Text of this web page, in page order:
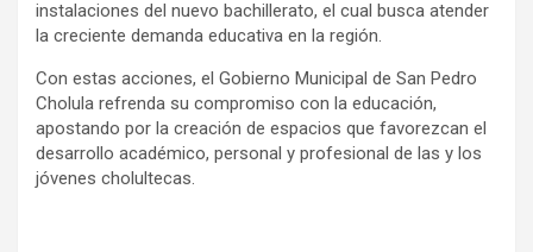
instalaciones del nuevo bachillerato, el cual busca atender
la creciente demanda educativa en la región.
Con estas acciones, el Gobierno Municipal de San Pedro
Cholula refrenda su compromiso con la educación,
apostando por la creación de espacios que favorezcan el
desarrollo académico, personal y profesional de las y los
jóvenes cholultecas.